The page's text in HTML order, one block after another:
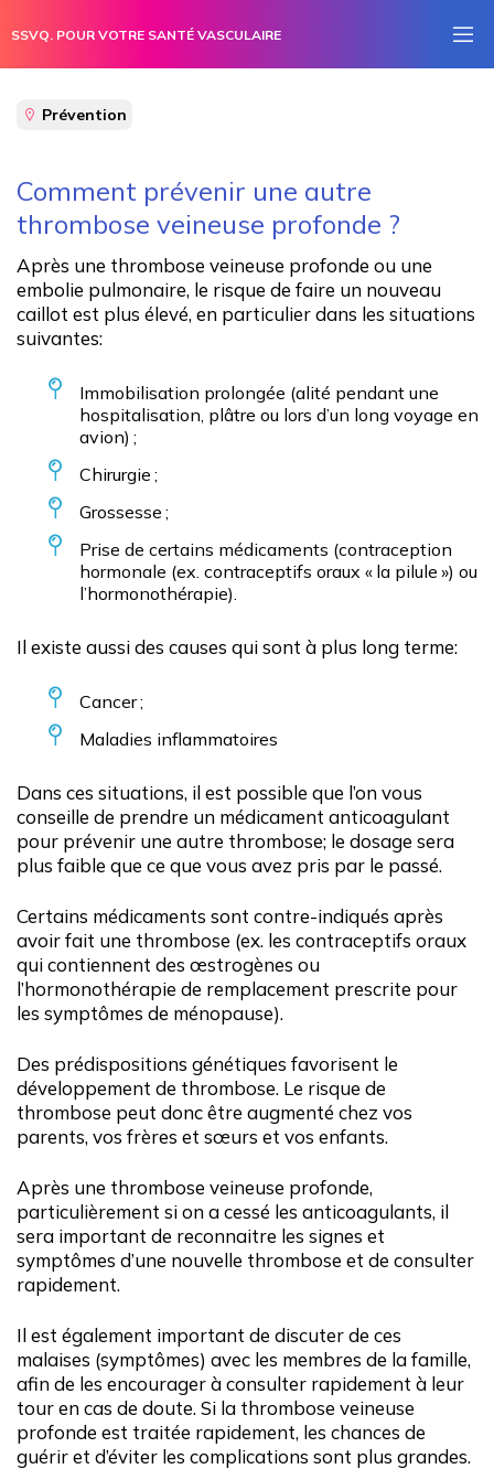
SSVQ. POUR VOTRE SANTÉ VASCULAIRE
Embolie pulmonaire
Hypertension artérielle
Phénomène de Raynaud
Pied diabétique
Thrombose veineuse profonde
Prévention
Comment prévenir une autre
thrombose veineuse profonde ?
Après une thrombose veineuse profonde ou une
embolie pulmonaire, le risque de faire un nouveau
caillot est plus élevé, en particulier dans les situations
suivantes:
Immobilisation prolongée (alité pendant une
hospitalisation, plâtre ou lors d’un long voyage en
avion) ;
Chirurgie ;
Grossesse ;
Prise de certains médicaments (contraception
hormonale (ex. contraceptifs oraux « la pilule ») ou
l’hormonothérapie).
Il existe aussi des causes qui sont à plus long terme:
Cancer ;
Maladies inflammatoires
Dans ces situations, il est possible que l’on vous
conseille de prendre un médicament anticoagulant
pour prévenir une autre thrombose; le dosage sera
plus faible que ce que vous avez pris par le passé.
Certains médicaments sont contre-indiqués après
avoir fait une thrombose (ex. les contraceptifs oraux
qui contiennent des œstrogènes ou
l’hormonothérapie de remplacement prescrite pour
les symptômes de ménopause).
Des prédispositions génétiques favorisent le
développement de thrombose. Le risque de
thrombose peut donc être augmenté chez vos
parents, vos frères et sœurs et vos enfants.
Après une thrombose veineuse profonde,
particulièrement si on a cessé les anticoagulants, il
sera important de reconnaitre les signes et
symptômes d’une nouvelle thrombose et de consulter
rapidement.
Il est également important de discuter de ces
malaises (symptômes) avec les membres de la famille,
afin de les encourager à consulter rapidement à leur
tour en cas de doute. Si la thrombose veineuse
profonde est traitée rapidement, les chances de
guérir et d’éviter les complications sont plus grandes.